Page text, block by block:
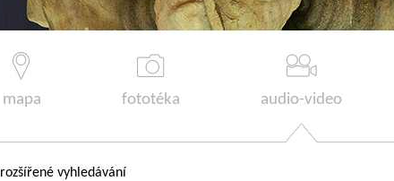
mapa fototéka audio-video
rozšířené vyhledávání